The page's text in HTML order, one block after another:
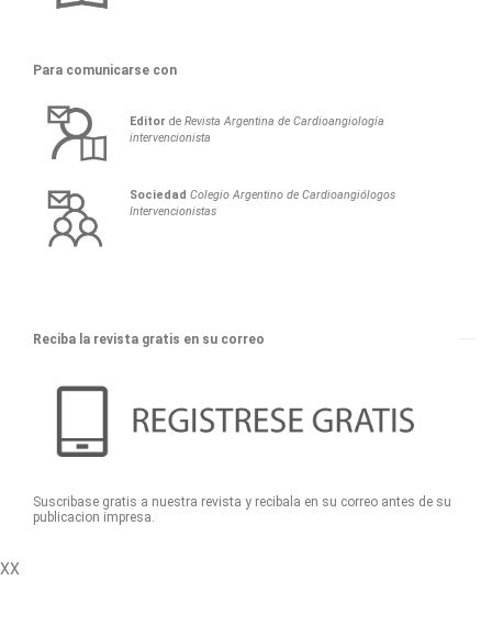
Para comunicarse con
Editor deRevista Argentina de Cardioangiología
intervencionista
Sociedad Colegio Argentino de Cardioangiólogos
Intervencionistas
Reciba la revista gratis en su correo
Suscribase gratis a nuestra revista y recibala en su correo antes de su
publicacion impresa.
XX